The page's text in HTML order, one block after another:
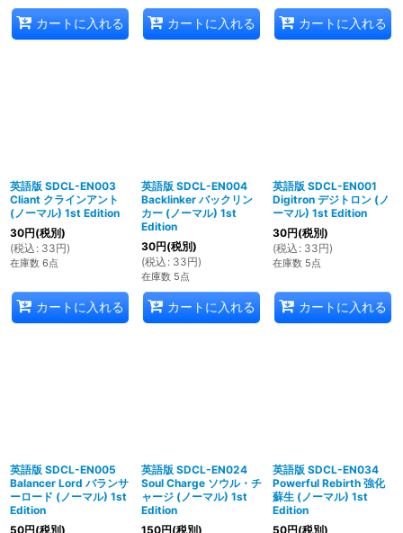
カートに入れる カートに入れる カートに入れる
英語版 SDCL-EN003
Cliant クラインアント
(ノーマル) 1st Edition
30円(税別)
(税込 : 33円)
在庫数 6点
カートに入れる
英語版 SDCL-EN004
Backlinker バックリン
カー (ノーマル) 1st
Edition
30円(税別)
(税込 : 33円)
在庫数 5点
カートに入れる
英語版 SDCL-EN001
Digitron デジトロン (ノ
ーマル) 1st Edition
30円(税別)
(税込 : 33円)
在庫数 5点
カートに入れる
英語版 SDCL-EN005
Balancer Lord バランサ
ーロード (ノーマル) 1st
Edition
50円(税別)
英語版 SDCL-EN024
Soul Charge ソウル・チ
ャージ (ノーマル) 1st
Edition
150円(税別)
英語版 SDCL-EN034
Powerful Rebirth 強化
蘇生 (ノーマル) 1st
Edition
50円(税別)